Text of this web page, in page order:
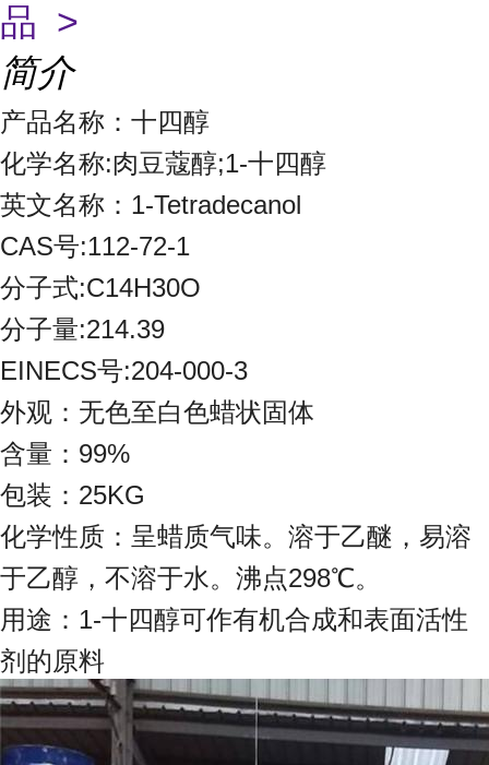
品 >
简介
产品名称：十四醇
化学名称:肉豆蔻醇;1-十四醇
英文名称：1-Tetradecanol
CAS号:112-72-1
分子式:C14H30O
分子量:214.39
EINECS号:204-000-3
外观：无色至白色蜡状固体
含量：99%
包装：25KG
化学性质：呈蜡质气味。溶于乙醚，易溶
于乙醇，不溶于水。沸点298℃。
用途：1-十四醇可作有机合成和表面活性
剂的原料